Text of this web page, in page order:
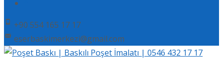
+90 554 165 17 17
eserbaskimerkezi@gmail.com